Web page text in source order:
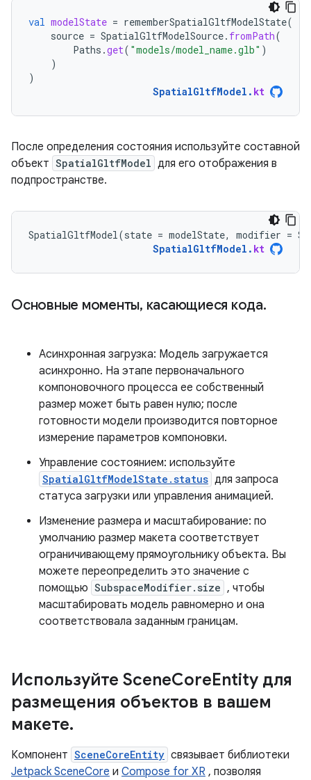
val modelState = rememberSpatialGltfModelState(
source = SpatialGltfModelSource. fromPath(
Paths .get( "models/model_name.glb" )
)
)
SpatialGltfModel . kt
После определения состояния используйте составной
объект SpatialGltfModel для его отображения в
подпространстве.
SpatialGltfModel (state = modelState, modifier =
SpatialGltfModel . kt
Основные моменты, касающиеся кода.
Асинхронная загрузка: Модель загружается
асинхронно. На этапе первоначального
компоновочного процесса ее собственный
размер может быть равен нулю; после
готовности модели производится повторное
измерение параметров компоновки.
Управление состоянием: используйте
SpatialGltfModelState.status для запроса
статуса загрузки или управления анимацией.
Изменение размера и масштабирование: по
умолчанию размер макета соответствует
ограничивающему прямоугольнику объекта. Вы
можете переопределить это значение с
помощью SubspaceModifier.size , чтобы
масштабировать модель равномерно и она
соответствовала заданным границам.
Используйте SceneCoreEntity для
размещения объектов в вашем
макете.
Компонент SceneCoreEntity связывает библиотеки
Jetpack SceneCore и Compose for XR , позволяя